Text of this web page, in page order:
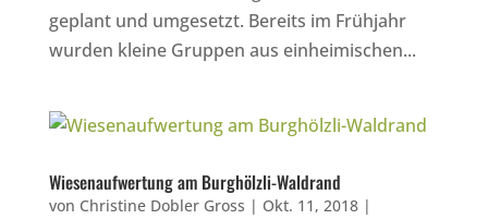
geplant und umgesetzt. Bereits im Frühjahr
wurden kleine Gruppen aus einheimischen...
Wiesenaufwertung am Burghölzli-Waldrand
von Christine Dobler Gross | Okt. 11, 2018|